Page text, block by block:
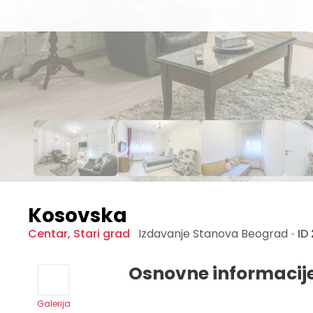
Kosovska
Centar, Stari grad Izdavanje Stanova Beograd • ID
Galerija
Osnovne